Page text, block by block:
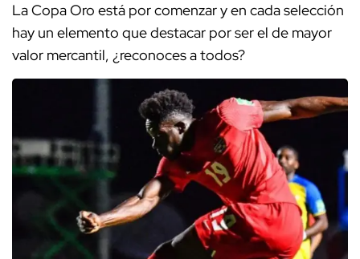
La Copa Oro está por comenzar y en cada selección
hay un elemento que destacar por ser el de mayor
valor mercantil, ¿reconoces a todos?